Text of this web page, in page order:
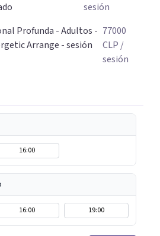
sesión
Profunda - Adultos -
Arrange - sesión
77000
CLP /
sesión
16:00
16:00 19:00